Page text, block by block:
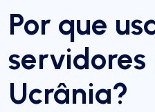
Por que
Ucrânia?